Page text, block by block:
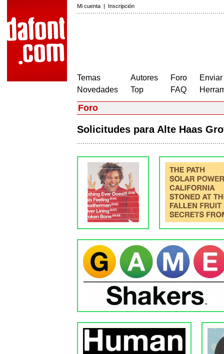
Mi cuenta | Inscripción
Temas
Novedades
Autores
Top
Foro
FAQ
Foro
Solicitudes para Alte Haas